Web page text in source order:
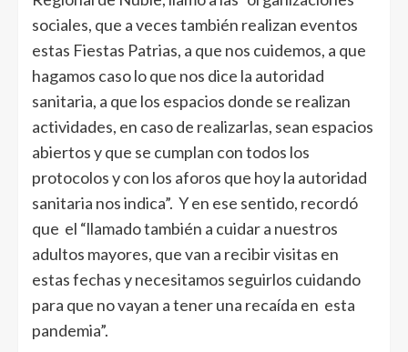
sociales, que a veces también realizan eventos
estas Fiestas Patrias, a que nos cuidemos, a que
hagamos caso lo que nos dice la autoridad
sanitaria, a que los espacios donde se realizan
actividades, en caso de realizarlas, sean espacios
abiertos y que se cumplan con todos los
protocolos y con los aforos que hoy la autoridad
sanitaria nos indica”. Y en ese sentido, recordó
que el “llamado también a cuidar a nuestros
adultos mayores, que van a recibir visitas en
estas fechas y necesitamos seguirlos cuidando
para que no vayan a tener una recaída en esta
pandemia”.